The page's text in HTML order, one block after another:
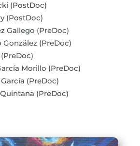
(PostDoc)
(PostDoc)
Gallego (PreDoc)
González (PreDoc)
Morillo (PreDoc)
(PreDoc)
(PreDoc)